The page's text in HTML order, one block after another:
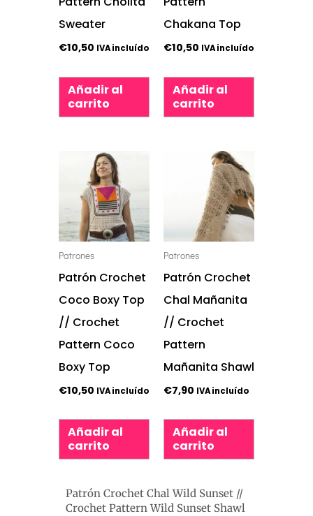
Sweater
€10,50 IVA incluído
Añadir al
carrito
Chakana Top
€10,50 IVA incluído
Añadir al
carrito
Patrones
Patrón Crochet
Coco Boxy Top
// Crochet
Pattern Coco
Boxy Top
€10,50 IVA incluído
Añadir al
carrito
Patrones
Patrón Crochet
Chal Mañanita
// Crochet
Pattern
Mañanita Shawl
€7,90 IVA incluído
Añadir al
carrito
Patrón Crochet Chal Wild Sunset //
Crochet Pattern Wild Sunset Shawl